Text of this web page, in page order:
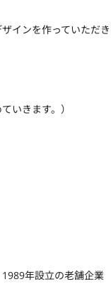
インを作っていただき
いきます。）
年設立の老舗企業